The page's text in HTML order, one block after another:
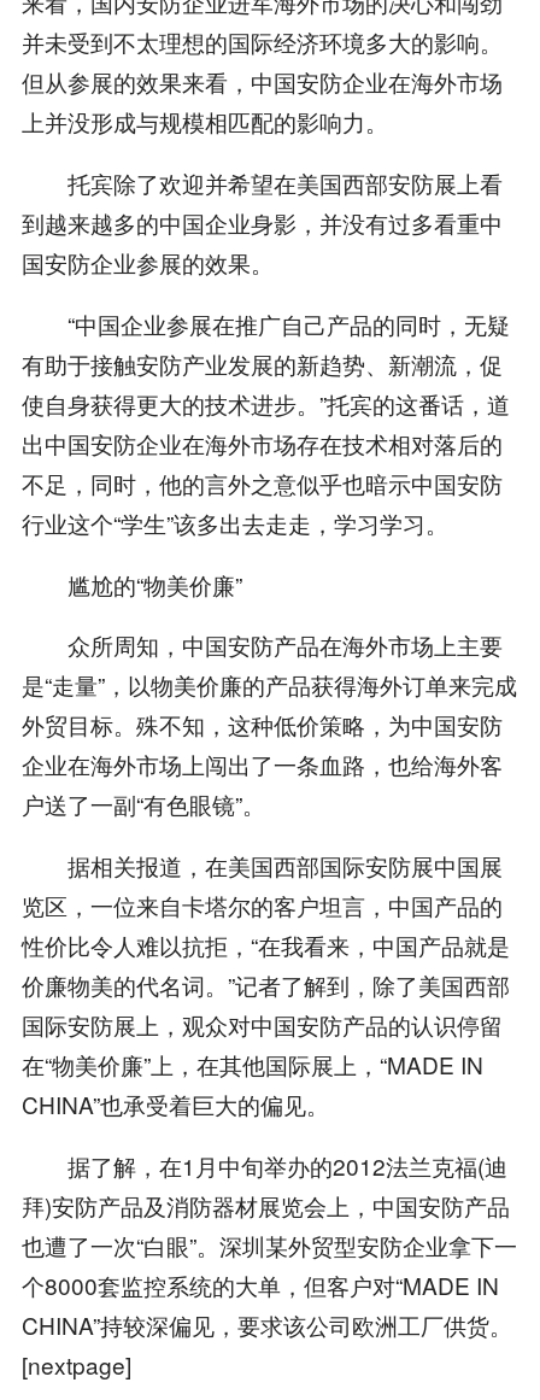
并未受到不太理想的国际经济环境多大的影响。
但从参展的效果来看，中国安防企业在海外市场
上并没形成与规模相匹配的影响力。
托宾除了欢迎并希望在美国西部安防展上看
到越来越多的中国企业身影，并没有过多看重中
国安防企业参展的效果。
“中国企业参展在推广自己产品的同时，无疑
有助于接触安防产业发展的新趋势、新潮流，促
使自身获得更大的技术进步。”托宾的这番话，道
出中国安防企业在海外市场存在技术相对落后的
不足，同时，他的言外之意似乎也暗示中国安防
行业这个“学生”该多出去走走，学习学习。
尴尬的“物美价廉”
众所周知，中国安防产品在海外市场上主要
是“走量”，以物美价廉的产品获得海外订单来完成
外贸目标。殊不知，这种低价策略，为中国安防
企业在海外市场上闯出了一条血路，也给海外客
户送了一副“有色眼镜”。
据相关报道，在美国西部国际安防展中国展
览区，一位来自卡塔尔的客户坦言，中国产品的
性价比令人难以抗拒，“在我看来，中国产品就是
价廉物美的代名词。”记者了解到，除了美国西部
国际安防展上，观众对中国安防产品的认识停留
在“物美价廉”上，在其他国际展上，“MADE IN
CHINA”也承受着巨大的偏见。
据了解，在1月中旬举办的2012法兰克福(迪
拜)安防产品及消防器材展览会上，中国安防产品
也遭了一次“白眼”。深圳某外贸型安防企业拿下一
个8000套监控系统的大单，但客户对“MADE IN
CHINA”持较深偏见，要求该公司欧洲工厂供货。
[nextpage]